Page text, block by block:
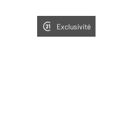
Exclusivité